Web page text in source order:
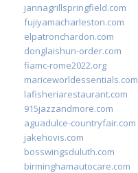
jannagrillspringfield.com
fujiyamacharleston.com
elpatronchardon.com
donglaishun-order.com
fiamc-rome2022.org
mariceworldessentials.com
lafisheriarestaurant.com
915jazzandmore.com
aguadulce-countryfair.com
jakehovis.com
bosswingsduluth.com
birminghamautocare.com